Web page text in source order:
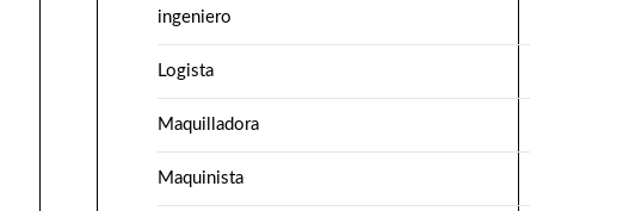
ingeniero
Logista
Maquilladora
Maquinista